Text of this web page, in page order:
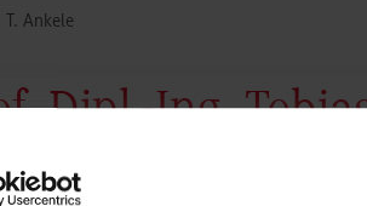
T. Ankele
Dipl.-Ing.